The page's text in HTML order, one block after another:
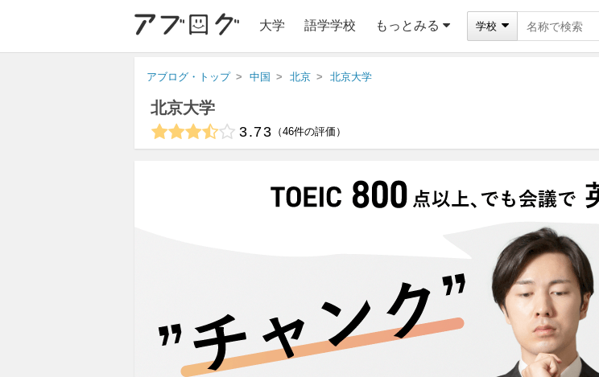
大学 語学学校 もっとみる 学校
アブログ・トップ 中国 北京 北京大学
北京大学
3.73 46件の評価